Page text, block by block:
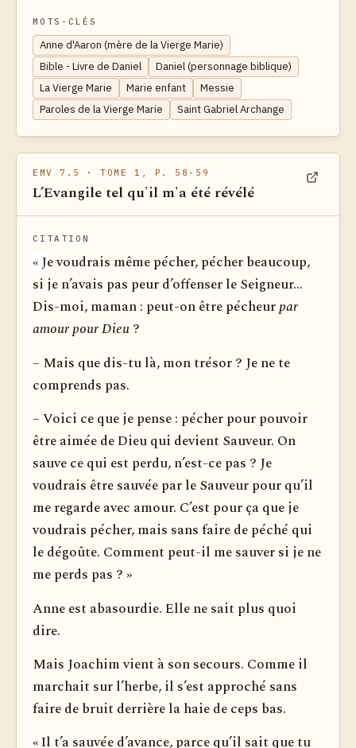
MOTS-CLÉS
Anne d'Aaron (mère de la Vierge Marie)
Bible - Livre de Daniel
Daniel (personnage biblique)
La Vierge Marie
Marie enfant
Messie
Paroles de la Vierge Marie
Saint Gabriel Archange
EMV 7.5 · TOME 1, P. 58-59
L’Evangile tel qu'il m'a été révélé
CITATION
« Je voudrais même pécher, pécher beaucoup,
si je n’avais pas peur d’offenser le Seigneur...
Dis-moi, maman : peut-on être pécheurpar
amour pour Dieu?
– Mais que dis-tu là, mon trésor ? Je ne te
comprends pas.
– Voici ce que je pense : pécher pour pouvoir
être aimée de Dieu qui devient Sauveur. On
sauve ce qui est perdu, n’est-ce pas ? Je
voudrais être sauvée par le Sauveur pour qu’il
me regarde avec amour. C’est pour ça que je
voudrais pécher, mais sans faire de péché qui
le dégoûte. Comment peut-il me sauver si je ne
me perds pas ? »
Anne est abasourdie. Elle ne sait plus quoi
dire.
Mais Joachim vient à son secours. Comme il
marchait sur l’herbe, il s’est approché sans
faire de bruit derrière la haie de ceps bas.
« Il t’a sauvée d’avance, parce qu’il sait que tu